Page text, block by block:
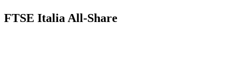
FTSE Italia All-Share